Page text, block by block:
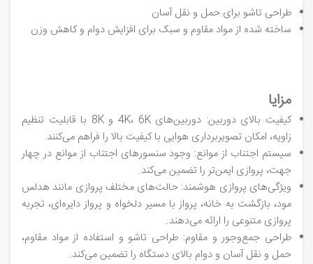
طراحی تاشو برای حمل و نقل آسان
ساخته شده از مواد مقاوم و سبک برای افزایش دوام و کاهش وزن
مزایا
کیفیت بالای دوربین: دوربین‌های 4K، 6K و 8K با قابلیت تنظیم
زاویه، امکان تصویربرداری هوایی با کیفیت بالا را فراهم می‌کنند.
سیستم اجتناب از موانع: وجود سنسورهای اجتناب از موانع در چهار
جهت، پروازی ایمن‌تر را تضمین می‌کند.
ویژگی‌های پروازی هوشمند: حالت‌های مختلف پروازی مانند هدلس
مود، بازگشت به خانه، پرواز با مسیر دلخواه و پرواز دایره‌ای، تجربه
پروازی متنوعی را ارائه می‌دهند.
طراحی جمع‌وجور و مقاوم: طراحی تاشو و استفاده از مواد مقاوم،
حمل و نقل آسان و دوام بالای دستگاه را تضمین می‌کند.